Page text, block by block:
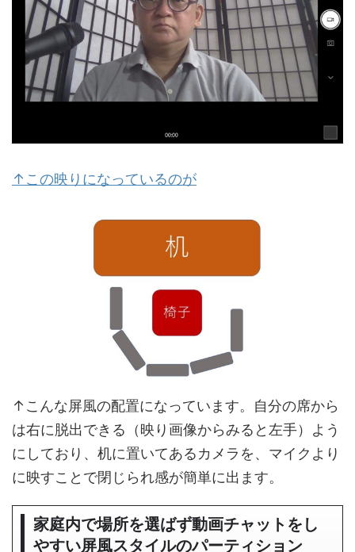
↑この映りになっているのが
↑こんな屏風の配置になっています。自分の席から
は右に脱出できる（映り画像からみると左手）よう
にしており、机に置いてあるカメラを、マイクより
に映すことで閉じられ感が簡単に出ます。
家庭内で場所を選ばず動画チャットをし
やすい屏風スタイルのパーティション